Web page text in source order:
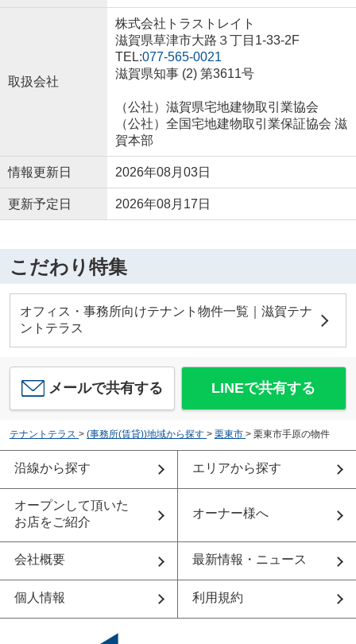
取扱会社
株式会社トラストレイト
滋賀県草津市大路３丁目1-33-2F
TEL:077-565-0021
滋賀県知事 (2) 第3611号
（公社）滋賀県宅地建物取引業協会
（公社）全国宅地建物取引業保証協会 滋
賀本部
情報更新日 2026年08月03日
更新予定日 2026年08月17日
こだわり特集
オフィス・事務所向けテナント物件一覧｜滋賀テナ
ントテラス
メールで共有する LINEで共有する
テナントテラス > (事務所(賃貸))地域から探す > 栗東市 > 栗東市手原の物件
沿線から探す エリアから探す
オープンして頂いた
お店をご紹介
オーナー様へ
会社概要 最新情報・ニュース
個人情報 利用規約